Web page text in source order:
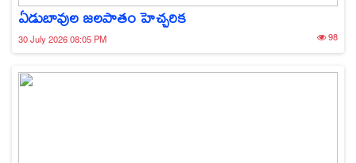
ఏడుబావుల జలపాతం హెచ్చరిక
30 July 2026 08:05 PM 98